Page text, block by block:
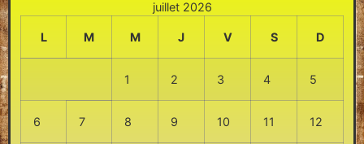
juillet 2026
L M M J V S D
1 2 3 4 5
6 7 8 9 10 11 12